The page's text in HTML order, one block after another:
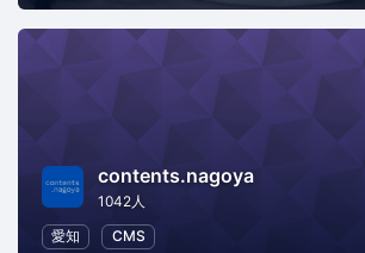
contents.nagoya
1042人
愛知
CMS